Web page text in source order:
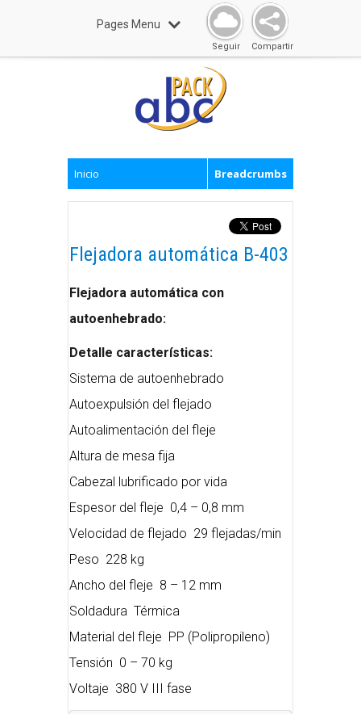
Pages Menu
Compartir
Seguir
Inicio Breadcrumbs
Flejadora automática B-403
Flejadora automática con
autoenhebrado:
Detalle características:
Sistema de autoenhebrado
Autoexpulsión del flejado
Autoalimentación del fleje
Altura de mesa fija
Cabezal lubrificado por vida
Espesor del fleje 0,4 – 0,8 mm
Velocidad de flejado 29 flejadas/min
Peso 228 kg
Ancho del fleje 8 – 12 mm
Soldadura Térmica
Material del fleje PP (Polipropileno)
Tensión 0 – 70 kg
Voltaje 380 V III fase